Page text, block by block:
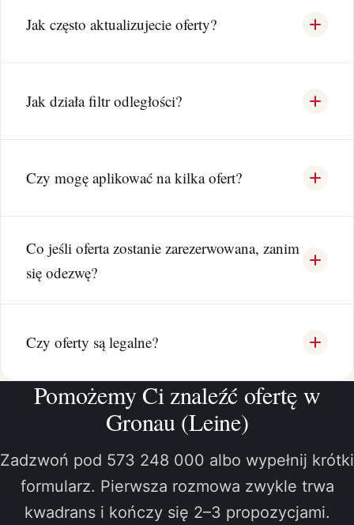
Jak często aktualizujecie oferty?
Jak działa filtr odległości?
Czy mogę aplikować na kilka ofert?
Co jeśli oferta zostanie zarezerwowana, zanim
się odezwę?
Czy oferty są legalne?
Pomożemy Ci znaleźć ofertę w
Gronau (Leine)
Zadzwoń pod 573 248 000 albo wypełnij krótki
formularz. Pierwsza rozmowa zwykle trwa
kwadrans i kończy się 2–3 propozycjami.